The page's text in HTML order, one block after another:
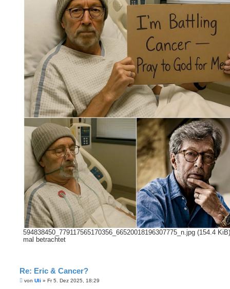
594838450_779117565170356_66520018196307775_n.jpg (154.4
mal betrachtet
Re: Eric & Cancer?
Bvon Uli » Fr 5. Dez 2025, 18:29